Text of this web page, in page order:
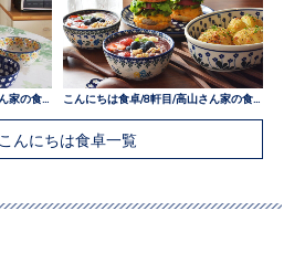
こんにちは食卓/9軒目/本橋さん家の食卓
こんにちは食卓一覧